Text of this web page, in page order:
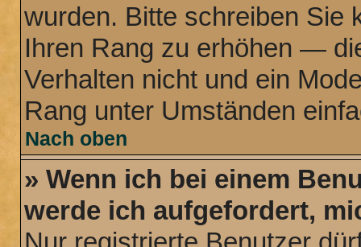
wurden. Bitte schreiben Sie
Ihren Rang zu erhöhen —
Verhalten nicht und ein
Rang unter Umständen
Nach oben
» Wenn ich bei einem
werde ich aufgefordert,